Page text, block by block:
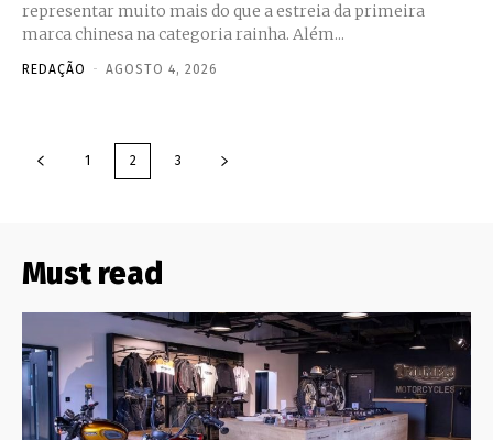
representar muito mais do que a estreia da primeira
marca chinesa na categoria rainha. Além...
REDAÇÃO - AGOSTO 4, 2026
1 2 3
Must read